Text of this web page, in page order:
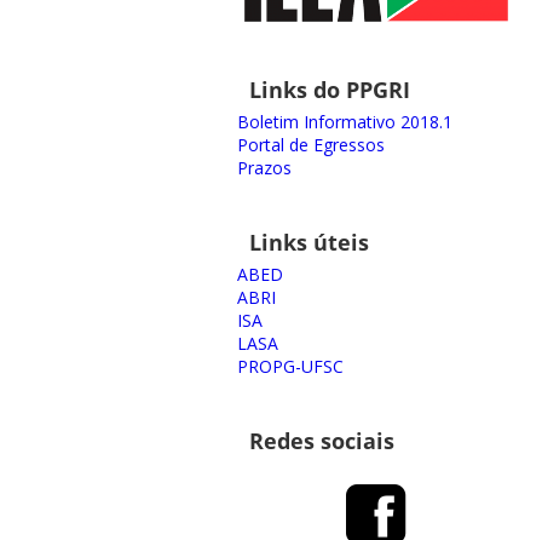
Links do PPGRI
Boletim Informativo 2018.1
Portal de Egressos
Prazos
Links úteis
ABED
ABRI
ISA
LASA
PROPG-UFSC
Redes sociais